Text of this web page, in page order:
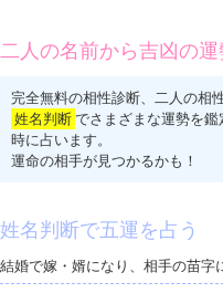
二人の名前から吉凶の運
完全無料の相性診断、二人の相
姓名判断 でさまざまな運勢を
時に占います。
運命の相手が見つかるかも！
姓名判断で五運を占う
結婚で嫁・婿になり、相手の苗字